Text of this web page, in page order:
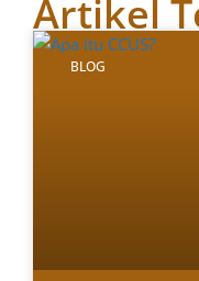
Artikel
BLOG